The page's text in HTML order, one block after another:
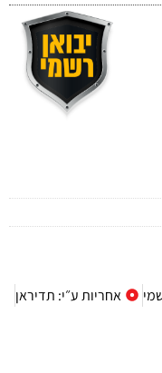
אחריות ע״י: תדיראן